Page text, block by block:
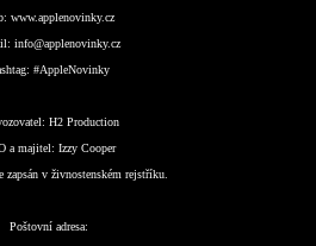
www.applenovinky.cz
info@applenovinky.cz
#AppleNovinky
H2 Production
a majitel: Izzy Cooper
zapsán v živnostenském rejstříku.
Poštovní adresa: